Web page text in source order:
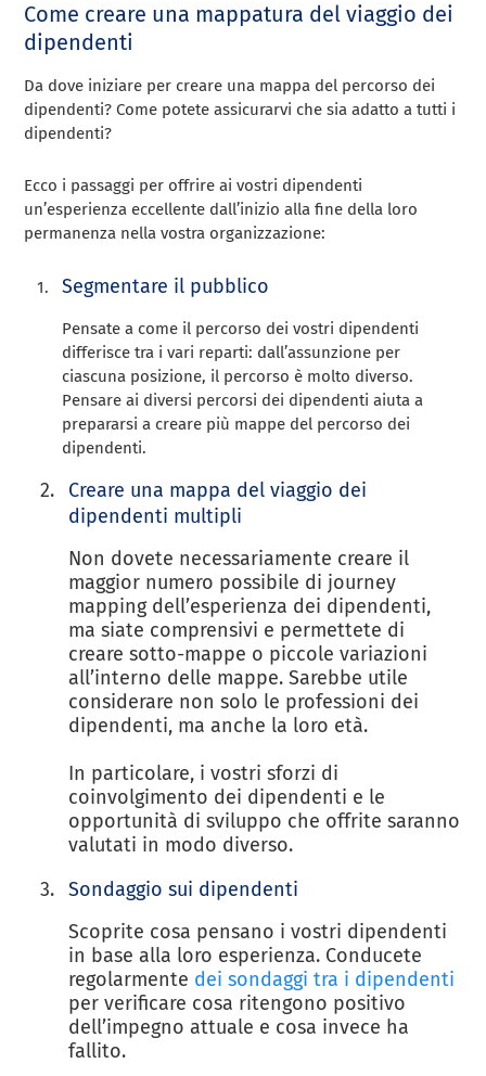
Come creare una mappatura del viaggio dei
dipendenti
Da dove iniziare per creare una mappa del percorso dei
dipendenti? Come potete assicurarvi che sia adatto a tutti i
dipendenti?
Ecco i passaggi per offrire ai vostri dipendenti
un’esperienza eccellente dall’inizio alla fine della loro
permanenza nella vostra organizzazione:
Segmentare il pubblico
Pensate a come il percorso dei vostri dipendenti
differisce tra i vari reparti: dall’assunzione per
ciascuna posizione, il percorso è molto diverso.
Pensare ai diversi percorsi dei dipendenti aiuta a
prepararsi a creare più mappe del percorso dei
dipendenti.
Creare una mappa del viaggio dei
dipendenti multipli
Non dovete necessariamente creare il
maggior numero possibile di journey
mapping dell’esperienza dei dipendenti,
ma siate comprensivi e permettete di
creare sotto-mappe o piccole variazioni
all’interno delle mappe. Sarebbe utile
considerare non solo le professioni dei
dipendenti, ma anche la loro età.
In particolare, i vostri sforzi di
coinvolgimento dei dipendenti e le
opportunità di sviluppo che offrite saranno
valutati in modo diverso.
Sondaggio sui dipendenti
Scoprite cosa pensano i vostri dipendenti
in base alla loro esperienza. Conducete
regolarmente dei sondaggi tra i dipendenti
per verificare cosa ritengono positivo
dell’impegno attuale e cosa invece ha
fallito.